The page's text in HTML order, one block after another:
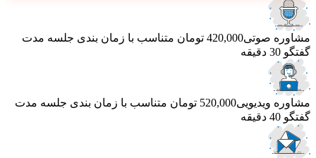
مشاوره صوتی420,000 تومان متناسب با زمان بندی جلسه مدت
گفتگو 30 دقیقه
مشاوره ویدیویی520,000 تومان متناسب با زمان بندی جلسه مدت
گفتگو 40 دقیقه